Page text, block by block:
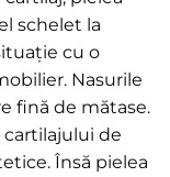
schelet la
cu o
Nasurile
fină de mătase.
de
Însă pielea